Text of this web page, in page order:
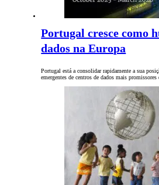
Portugal cresce como
dados na Europa
Portugal está a consolidar rapidamente a sua
emergentes de centros de dados mais